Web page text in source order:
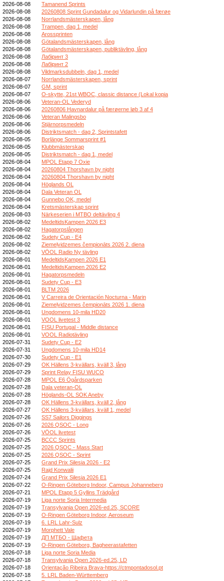
2026-08-08
Tamanend Sprints
2026-08-08
20260808 Sprint Gundadalur og Vidarlundin på færøe
2026-08-08
Norrlandsmästerskapen, lång
2026-08-08
Trampen, dag 1, medel
2026-08-08
Arossprinten
2026-08-08
Götalandsmästerskapen, lång
2026-08-08
Götalandsmästerskapen, publiktävling, lång
2026-08-08
Лабіринт 3
2026-08-08
Лабіринт 2
2026-08-08
Vildmarksdubbeln, dag 1, medel
2026-08-07
Norrlandsmästerskapen, sprint
2026-08-07
GM, sprint
2026-08-07
O-skytte, 21st WBOC, classic distance (Lokal kopia
2026-08-06
Veteran-OL Vederyd
2026-08-06
20260806 Havnardalur på færøerne løb 3 af 4
2026-08-06
Veteran Malingsbo
2026-08-06
Stjärnorpsmedeln
2026-08-06
Distriktsmatch - dag 2, Sprintstafett
2026-08-05
Borlänge Sommarsprint #1
2026-08-05
Klubbmästerskap
2026-08-05
Distriktsmatch - dag 1, medel
2026-08-04
MPOL Etapp 7 Oxie
2026-08-04
20260804 Thorshavn by night
2026-08-04
20260804 Thorshavn by night
2026-08-04
Höglands OL
2026-08-04
Dala Veteran OL
2026-08-04
Gunnebo OK, medel
2026-08-04
Kretsmästerskap sprint
2026-08-03
Närkeserien i MTBO deltävling 4
2026-08-02
MedeltidsKampen 2026 E3
2026-08-02
Hagatorpslången
2026-08-02
Sudety Cup - E4
2026-08-02
Ziemeļvidzemes čempionāts 2026 2. diena
2026-08-02
VÖOL Radio Ny tävling
2026-08-01
MedeltidsKampen 2026 E1
2026-08-01
MedeltidsKampen 2026 E2
2026-08-01
Hagatorpsmedeln
2026-08-01
Sudety Cup - E3
2026-08-01
BLTM 2026
2026-08-01
V Carreira de Orientación Nocturna - Marin
2026-08-01
Ziemeļvidzemes čempionāts 2026 1. diena
2026-08-01
Ungdomens 10-mila HD20
2026-08-01
VOOL livetest 3
2026-08-01
FISU Portugal - Middle distance
2026-08-01
VOOL Radiotävling
2026-07-31
Sudety Cup - E2
2026-07-31
Ungdomens 10-mila HD14
2026-07-30
Sudety Cup - E1
2026-07-29
OK Hällens 3-kvällars, kväll 3, lång
2026-07-29
Sprint Relay FISU WUCO
2026-07-28
MPOL E6 Ögårdsparken
2026-07-28
Dala veteran-OL
2026-07-28
Höglands-OL SOK Aneby
2026-07-28
OK Hällens 3-kvällars, kväll 2, lång
2026-07-27
OK Hällens 3-kvällars, kväll 1, medel
2026-07-26
SS7 Sailors Diggings
2026-07-26
2026 QSOC - Long
2026-07-26
VÖOL livetest
2026-07-25
BCCC Sprints
2026-07-25
2026 QSOC - Mass Start
2026-07-25
2026 QSOC - Sprint
2026-07-25
Grand Prix Silesia 2026 - E2
2026-07-25
Rajd Konwalii
2026-07-24
Grand Prix Silesia 2026 E1
2026-07-22
O-Ringen Göteborg Indoor, Campus Johanneberg
2026-07-21
MPOL Etapp 5 Gyllins Trädgård
2026-07-19
Liga norte Soria Intermedia
2026-07-19
Transylvania Open 2026-ed.25, SCORE
2026-07-19
O-Ringen Göteborg Indoor, Aeroseum
2026-07-19
6. LRL Lahr-Sulz
2026-07-19
Morphett Vale
2026-07-19
ДП МТБО - Щафета
2026-07-19
O-Ringen Göteborg, Bagheerastafetten
2026-07-18
Liga norte Soria Media
2026-07-18
Transylvania Open 2026-ed.25, LD
2026-07-18
Orientação Ribeira Brava-https://ctmpontadosol.pt
2026-07-18
5. LRL Baden-Württemberg